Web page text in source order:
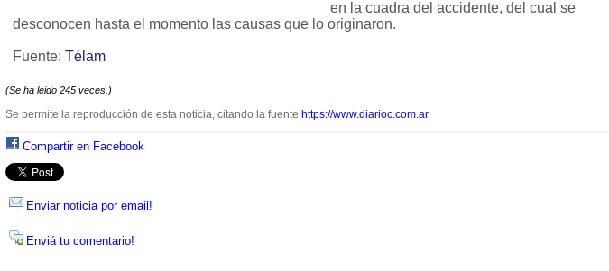
en la cuadra del accidente, del cual se
desconocen hasta el momento las causas que lo originaron.
Fuente: Télam
(Se ha leido 245 veces.)
Se permite la reproducción de esta noticia, citando la fuente https://www.diarioc.com.ar
Compartir en Facebook
Enviar noticia por email!
Enviá tu comentario!